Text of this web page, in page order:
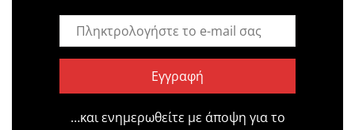
Εγγραφή
…και ενημερωθείτε με άποψη για το